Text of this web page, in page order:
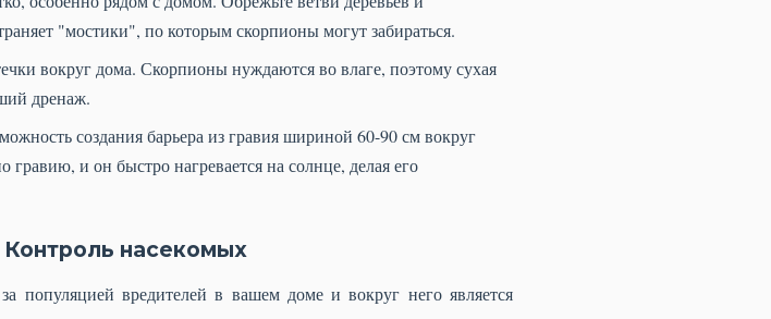
"мостики", по которым скорпионы могут забираться.
вокруг дома. Скорпионы нуждаются во влаге, поэтому сухая
дренаж.
создания барьера из гравия шириной 60-90 см вокруг
и он быстро нагревается на солнце, делая его
насекомых
популяцией вредителей в вашем доме и вокруг него является